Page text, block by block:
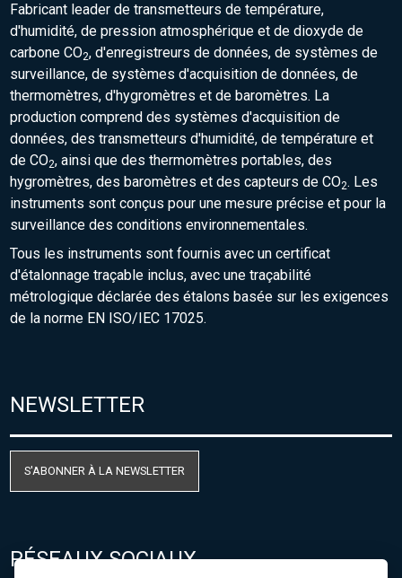
Fabricant leader de transmetteurs de température,
d'humidité, de pression atmosphérique et de dioxyde de
carbone CO2, d'enregistreurs de données, de systèmes de
surveillance, de systèmes d'acquisition de données, de
thermomètres, d'hygromètres et de baromètres. La
production comprend des systèmes d'acquisition de
données, des transmetteurs d'humidité, de température et
de CO2, ainsi que des thermomètres portables, des
hygromètres, des baromètres et des capteurs de CO2. Les
instruments sont conçus pour une mesure précise et pour la
surveillance des conditions environnementales.
Tous les instruments sont fournis avec un certificat
d'étalonnage traçable inclus, avec une traçabilité
métrologique déclarée des étalons basée sur les exigences
de la norme EN ISO/IEC 17025.
NEWSLETTER
S'ABONNER À LA NEWSLETTER
RÉSEAUX SOCIAUX